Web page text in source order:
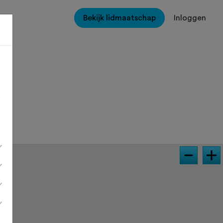
Bekijk lidmaatschap Inloggen